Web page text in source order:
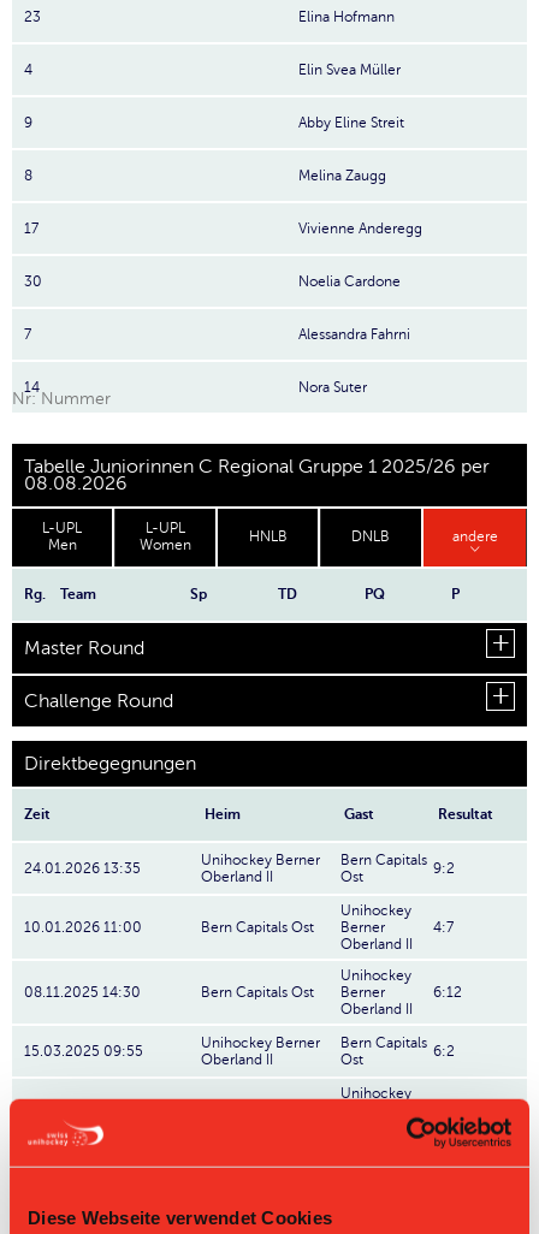
Diese Webseite verwendet Cookies
23 Elina Hofmann
4 Elin Svea Müller
9 Abby Eline Streit
8 Melina Zaugg
17 Vivienne Anderegg
30 Noelia Cardone
7 Alessandra Fahrni
14 Nora Suter
Nr: Nummer
Tabelle Juniorinnen C Regional Gruppe 1 2025/26 per
08.08.2026
L-UPL
Men
L-UPL
Women
HNLB DNLB andere
Rg. Team Sp TD PQ P
Master Round
Challenge Round
Direktbegegnungen
Zeit Heim Gast Resultat
24.01.2026 13:35
Unihockey Berner
Oberland II
Bern Capitals
Ost
9:2
10.01.2026 11:00 Bern Capitals Ost
Unihockey
Berner
Oberland II
4:7
08.11.2025 14:30 Bern Capitals Ost
Unihockey
Berner
Oberland II
6:12
15.03.2025 09:55
Unihockey Berner
Oberland II
Bern Capitals
Ost
6:2
Unihockey
Oberland II